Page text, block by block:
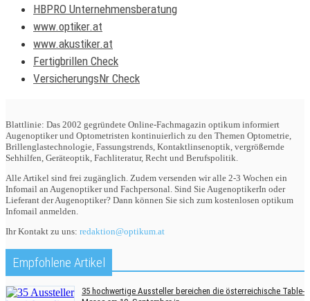
HBPRO Unternehmensberatung
www.optiker.at
www.akustiker.at
Fertigbrillen Check
VersicherungsNr Check
Blattlinie: Das 2002 gegründete Online-Fachmagazin optikum informiert
Augenoptiker und Optometristen kontinuierlich zu den Themen Optometrie,
Brillenglastechnologie, Fassungstrends, Kontaktlinsenoptik, vergrößernde
Sehhilfen, Geräteoptik, Fachliteratur, Recht und Berufspolitik.
Alle Artikel sind frei zugänglich. Zudem versenden wir alle 2-3 Wochen ein
Infomail an Augenoptiker und Fachpersonal. Sind Sie AugenoptikerIn oder
Lieferant der Augenoptiker? Dann können Sie sich zum kostenlosen optikum
Infomail anmelden.
Ihr Kontakt zu uns: redaktion@optikum.at
Empfohlene Artikel
35 hochwertige Aussteller bereichen die österreichische Table-